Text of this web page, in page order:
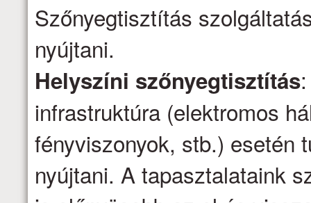
Szőnyegtisztítás
nyújtani.
Helyszíni szőnyegtisztítás
infrastruktúra (elektromos
fényviszonyok, stb.) esetén
nyújtani. A tapasztalataink